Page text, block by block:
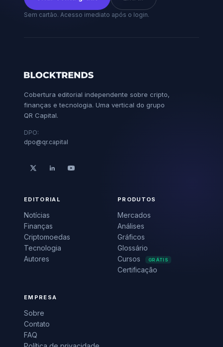
Sem cartão. Acesso imediato após o login.
Cobertura editorial independente sobre cripto,
finanças e tecnologia. Uma vertical do grupo
QR Capital.
DPO:
dpo@qr.capital
EDITORIAL
Notícias
Finanças
Criptomoedas
Tecnologia
Autores
PRODUTOS
Mercados
Análises
Gráficos
Glossário
Cursos
GRÁTIS
Certificação
EMPRESA
Sobre
Contato
FAQ